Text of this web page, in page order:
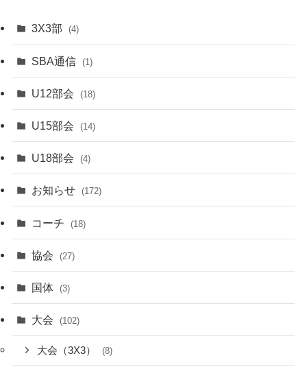
3X3部 (4)
SBA通信 (1)
U12部会 (18)
U15部会 (14)
U18部会 (4)
お知らせ (172)
コーチ (18)
協会 (27)
国体 (3)
大会 (102)
大会（3X3） (8)